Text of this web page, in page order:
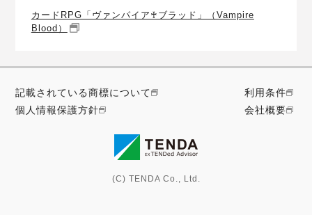
カードRPG「ヴァンパイア♰ブラッド」（Vampire
Blood）
(C) TENDA Co., Ltd.
記載されている商標について
利用条件
個人情報保護方針
会社概要